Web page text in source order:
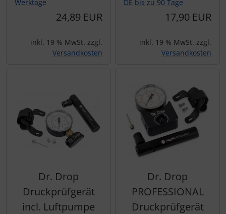
Werktage
24,89 EUR
inkl. 19 % MwSt. zzgl.
Versandkosten
DE bis zu 90 Tage
17,90 EUR
inkl. 19 % MwSt. zzgl.
Versandkosten
Dr. Drop
Druckprüfgerät
incl. Luftpumpe
Dr. Drop
PROFESSIONAL
Druckprüfgerät